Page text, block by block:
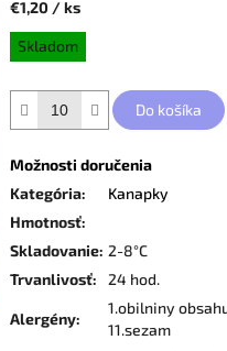
€1,20 / ks
Jednotková
cena:
Skladom
Do košíka
Možnosti doručenia
Kategória:
Kanapky
Hmotnosť:
Skladovanie: 2-8°C
Trvanlivosť: 24 hod.
Alergény:
1.obilniny
11.sezam